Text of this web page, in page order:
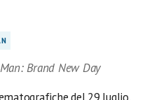
Brand New Day